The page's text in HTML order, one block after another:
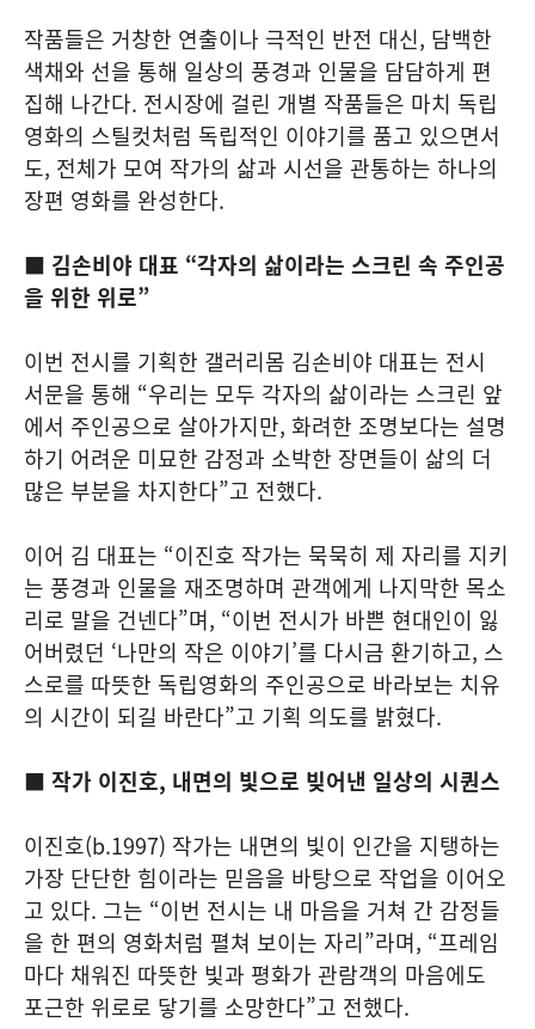
작품들은 거창한 연출이나 극적인 반전 대신, 담백한
색채와 선을 통해 일상의 풍경과 인물을 담담하게 편
집해 나간다. 전시장에 걸린 개별 작품들은 마치 독립
영화의 스틸컷처럼 독립적인 이야기를 품고 있으면서
도, 전체가 모여 작가의 삶과 시선을 관통하는 하나의
장편 영화를 완성한다.
■ 김손비야 대표 “각자의 삶이라는 스크린 속 주인공
을 위한 위로”
이번 전시를 기획한 갤러리몸 김손비야 대표는 전시
서문을 통해 “우리는 모두 각자의 삶이라는 스크린 앞
에서 주인공으로 살아가지만, 화려한 조명보다는 설명
하기 어려운 미묘한 감정과 소박한 장면들이 삶의 더
많은 부분을 차지한다”고 전했다.
이어 김 대표는 “이진호 작가는 묵묵히 제 자리를 지키
는 풍경과 인물을 재조명하며 관객에게 나지막한 목소
리로 말을 건넨다”며, “이번 전시가 바쁜 현대인이 잃
어버렸던 ‘나만의 작은 이야기’를 다시금 환기하고, 스
스로를 따뜻한 독립영화의 주인공으로 바라보는 치유
의 시간이 되길 바란다”고 기획 의도를 밝혔다.
■ 작가 이진호, 내면의 빛으로 빚어낸 일상의 시퀀스
이진호(b.1997) 작가는 내면의 빛이 인간을 지탱하는
가장 단단한 힘이라는 믿음을 바탕으로 작업을 이어오
고 있다. 그는 “이번 전시는 내 마음을 거쳐 간 감정들
을 한 편의 영화처럼 펼쳐 보이는 자리”라며, “프레임
마다 채워진 따뜻한 빛과 평화가 관람객의 마음에도
포근한 위로로 닿기를 소망한다”고 전했다.